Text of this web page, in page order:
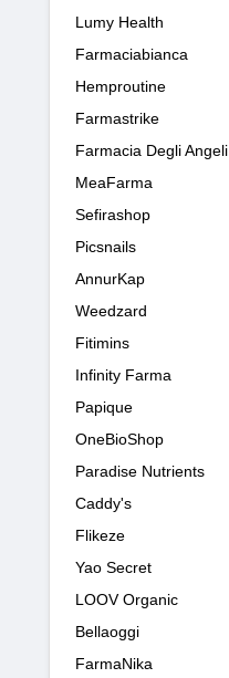
Lumy Health
Farmaciabianca
Hemproutine
Farmastrike
Farmacia Degli Angeli
MeaFarma
Sefirashop
Picsnails
AnnurKap
Weedzard
Fitimins
Infinity Farma
Papique
OneBioShop
Paradise Nutrients
Caddy's
Flikeze
Yao Secret
LOOV Organic
Bellaoggi
FarmaNika